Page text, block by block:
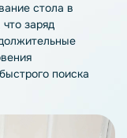
стола в
заряд
поиска